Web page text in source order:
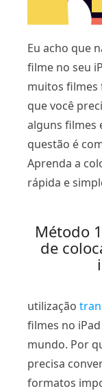
Eu acho que
filme no seu
muitos filmes
que você
alguns filmes
questão é
Aprenda a
rápida e
Método
de
utilização
filmes no
mundo. Por
precisa
formatos